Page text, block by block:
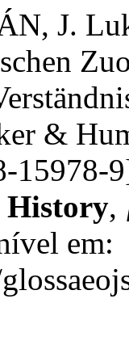
J.
&
15978-
History,
em: